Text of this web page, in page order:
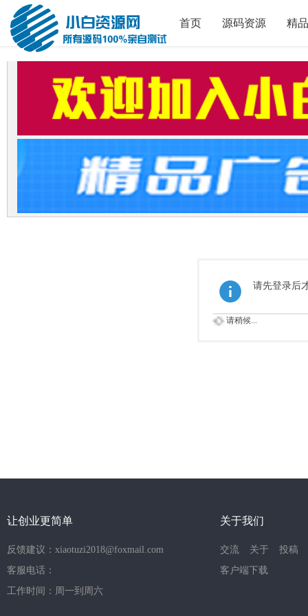
首页 源码资源 精
请先登录后
请稍候...
让创业更简单
反馈建议：xiaotuzi2018@foxmail.com
客服电话：
工作时间：周一到周六
关于我们
交流 关于
投稿
客户端下载